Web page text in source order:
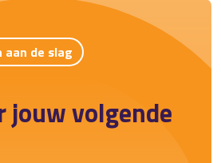
aan de slag
jouw volgende